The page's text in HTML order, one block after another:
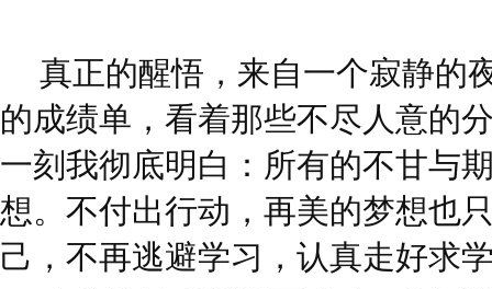
真正的醒悟，来自一个寂静的
的成绩单，看着那些不尽人意的
一刻我彻底明白：所有的不甘与
想。不付出行动，再美的梦想也
己，不再逃避学习，认真走好求